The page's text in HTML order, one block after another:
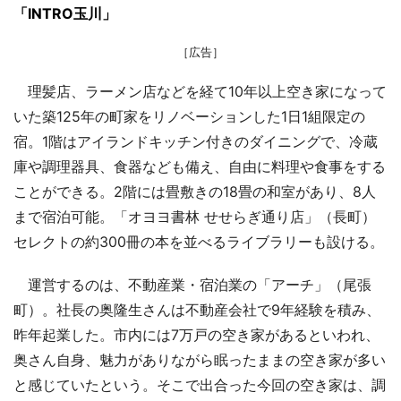
「INTRO玉川」
［広告］
理髪店、ラーメン店などを経て10年以上空き家になって
いた築125年の町家をリノベーションした1日1組限定の
宿。1階はアイランドキッチン付きのダイニングで、冷蔵
庫や調理器具、食器なども備え、自由に料理や食事をする
ことができる。2階には畳敷きの18畳の和室があり、8人
まで宿泊可能。「オヨヨ書林 せせらぎ通り店」（長町）
セレクトの約300冊の本を並べるライブラリーも設ける。
運営するのは、不動産業・宿泊業の「アーチ」（尾張
町）。社長の奥隆生さんは不動産会社で9年経験を積み、
昨年起業した。市内には7万戸の空き家があるといわれ、
奥さん自身、魅力がありながら眠ったままの空き家が多い
と感じていたという。そこで出合った今回の空き家は、調